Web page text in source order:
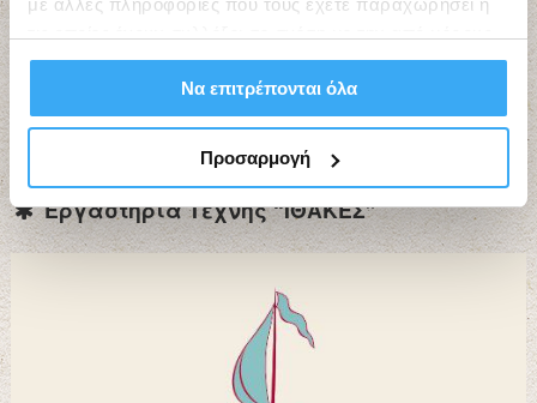
με άλλες πληροφορίες που τους έχετε παραχωρήσει ή
σας χρήση των υπηρεσιών τους.
Να επιτρέπονται όλα
Προσαρμογή
Εργαστήρια Τέχνης “ΙΘΑΚΕΣ”